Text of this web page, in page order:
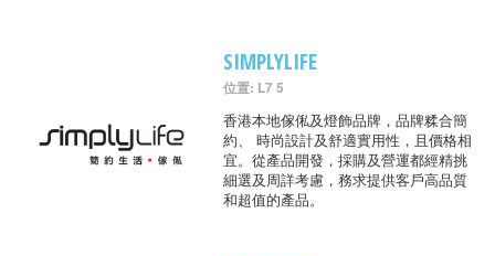
SIMPLYLIFE
位置: L7 5
香港本地傢俬及燈飾品牌，品牌糅合簡
約、 時尚設計及舒適實用性，且價格相
宜。從產品開發，採購及營運都經精挑
細選及周詳考慮，務求提供客戶高品質
和超值的產品。